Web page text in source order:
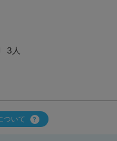
3人
ついて